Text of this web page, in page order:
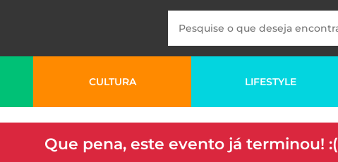
CULTURA LIFESTYLE
Que pena, este evento já terminou! :(